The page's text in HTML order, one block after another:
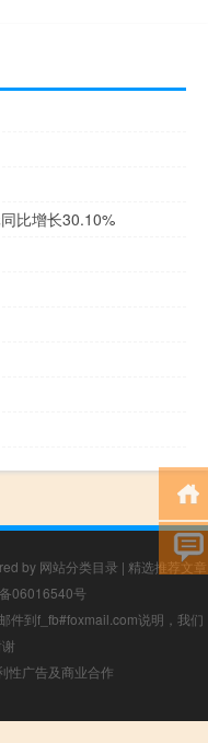
比增长30.10%
by 网站分类目录 | 精选推荐文章
06016540号
件到f_fb#foxmail.com说明，我们
性广告及商业合作